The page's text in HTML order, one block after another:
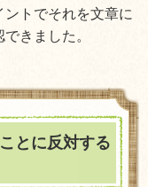
トでそれを文章に
きました。
とに反対する